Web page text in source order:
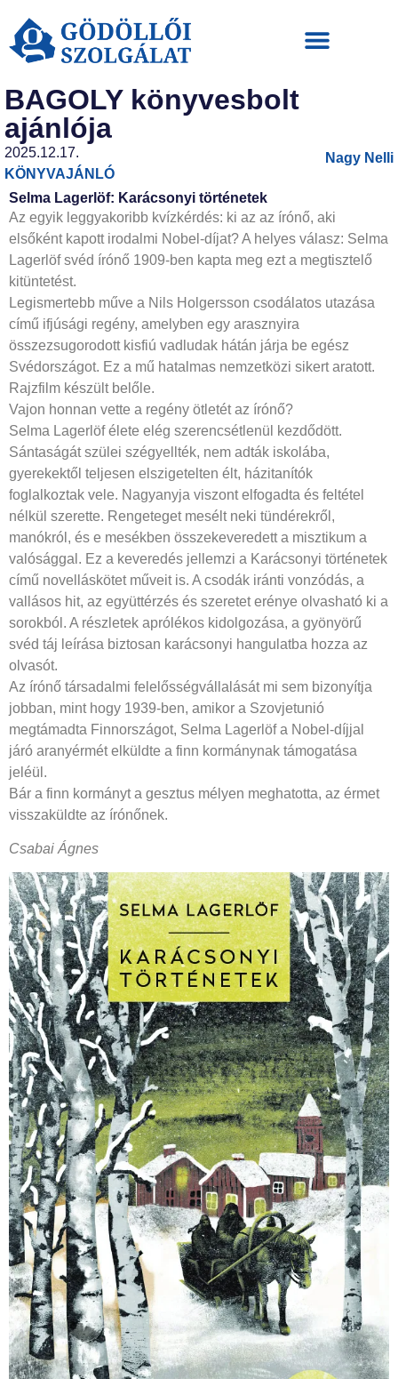
BAGOLY könyvesbolt
ajánlója
2025.12.17.
KÖNYVAJÁNLÓ
Nagy Nelli
Selma Lagerlöf: Karácsonyi történetek
Az egyik leggyakoribb kvízkérdés: ki az az írónő, aki
elsőként kapott irodalmi Nobel-díjat? A helyes válasz: Selma
Lagerlöf svéd írónő 1909-ben kapta meg ezt a megtisztelő
kitüntetést.
Legismertebb műve a Nils Holgersson csodálatos utazása
című ifjúsági regény, amelyben egy arasznyira
összezsugorodott kisfiú vadludak hátán járja be egész
Svédországot. Ez a mű hatalmas nemzetközi sikert aratott.
Rajzfilm készült belőle.
Vajon honnan vette a regény ötletét az írónő?
Selma Lagerlöf élete elég szerencsétlenül kezdődött.
Sántaságát szülei szégyellték, nem adták iskolába,
gyerekektől teljesen elszigetelten élt, házitanítók
foglalkoztak vele. Nagyanyja viszont elfogadta és feltétel
nélkül szerette. Rengeteget mesélt neki tündérekről,
manókról, és e mesékben összekeveredett a misztikum a
valósággal. Ez a keveredés jellemzi a Karácsonyi történetek
című novelláskötet műveit is. A csodák iránti vonzódás, a
vallásos hit, az együttérzés és szeretet erénye olvasható ki a
sorokból. A részletek aprólékos kidolgozása, a gyönyörű
svéd táj leírása biztosan karácsonyi hangulatba hozza az
olvasót.
Az írónő társadalmi felelősségvállalását mi sem bizonyítja
jobban, mint hogy 1939-ben, amikor a Szovjetunió
megtámadta Finnországot, Selma Lagerlöf a Nobel-díjjal
járó aranyérmét elküldte a finn kormánynak támogatása
jeléül.
Bár a finn kormányt a gesztus mélyen meghatotta, az érmet
visszaküldte az írónőnek.
Csabai Ágnes